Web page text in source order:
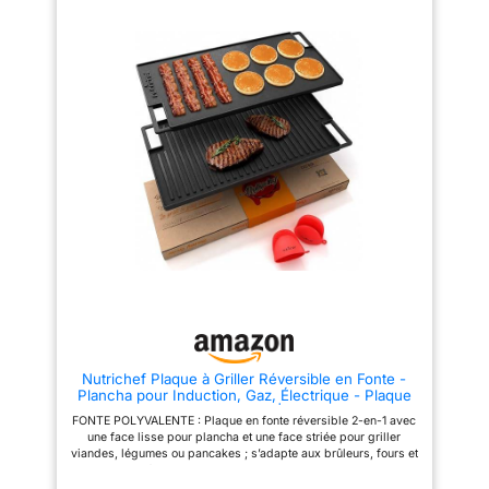
soirées BBQ. CUISSON
HOMOGÈNE ET RÉSISTANCE
ÉLEVÉE : Fabrication robuste
avec surface noire effet fonte
pour une excellente répartition
de la chaleur. Convient pour
saisir, griller et maintenir les
aliments au chaud.
UTILISATION POLYVALENTE :
Compatible avec barbecue,
four, gaz et différentes surfaces
de cuisson adaptées. Parfaite
comme plaque grill, plancha
barbecue, plaque de cuisson
de cuisson pour une meilleure
évacuation des jus et graisses.
Idéale pour une cuisson simple
et savoureuse au quotidien.
cm – Pour des grillades
parfaites au quotidien Cette
plaque de cuisson grill
avec un marquage
professionnel. Une plaque,
deux fonctions pour varier vos
plaisirs culinaires. Fonte
Premium Haute Performance:
Fabriquée en fonte de haute
qualité avec une épaisseur
exceptionnelle de 13 mm. Elle
assure une inertie thermique
parfaite et une chauffe ultra-
homogène pour saisir vos
aliments tout en préservant
leurs saveurs. Format Convivial
L: Avec ses dimensions de 45,5
x 35 cm, cette plaque plancha
Anti-adhérence: Pour préserver
appliquez une fine couche
d'huile après chaque lavage et
(culottage). Important : Ne pas
laver au lave-vaisselle afin de
protéger la patine naturelle de
Nutrichef Plaque à Griller Réversible en Fonte -
Plancha pour Induction, Gaz, Électrique - Plaque
Lisse et Gril Antiadhésive | Poêle Gril pour
Barbecue, Teppanyaki, Cuisson Intérieure &
Extérieure
FONTE POLYVALENTE : Plaque en fonte réversible 2-en-1 avec
une face lisse pour plancha et une face striée pour griller
viandes, légumes ou pancakes ; s’adapte aux brûleurs, fours et